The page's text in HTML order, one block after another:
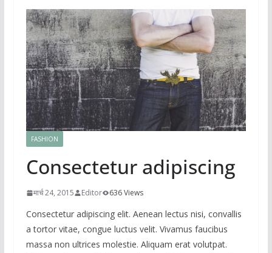
FASHION
Consectetur adipiscing
मार्च 24, 2015 Editor 636 Views
Consectetur adipiscing elit. Aenean lectus nisi, convallis
a tortor vitae, congue luctus velit. Vivamus faucibus
massa non ultrices molestie. Aliquam erat volutpat.